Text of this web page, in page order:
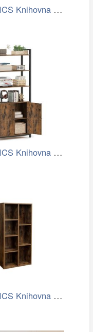
SONGMICS Knihovna Vasagle Memor 60 cm…
SONGMICS Knihovna Vasagle Memor 60 cm…
SONGMICS Knihovna Vasagle Heros hnědá